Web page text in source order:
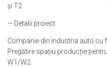
și T2
— Detalii proiect
Companie din industria auto cu
Pregătire spațiu producție
W1/W2